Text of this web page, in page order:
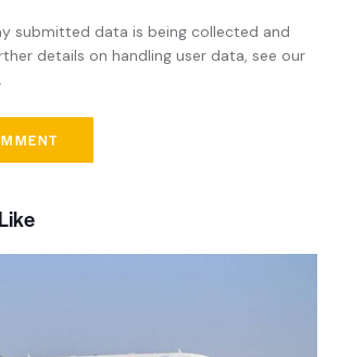
submitted data is being collected and
details on handling user data, see our